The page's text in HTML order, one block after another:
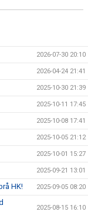
2026-07-30 20:10
2026-04-24 21:41
2025-10-30 21:39
2025-10-11 17:45
2025-10-08 17:41
2025-10-05 21:12
2025-10-01 15:27
2025-09-21 13:01
HK! 2025-09-05 08:20
2025-08-15 16:10